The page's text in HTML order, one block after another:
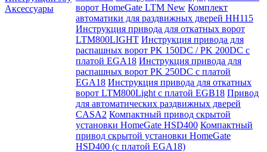
Аксессуары
ворот HomeGate LTM New Комплект
автоматики для раздвижных дверей HH115
Инструкция привода для откатных ворот
LTM800LIGHT Инструкция привода для
распашных ворот PK 150DC / PK 200DC с
платой EGA18 Инструкция привода для
распашных ворот PK 250DC с платой
EGA18 Инструкция привода для откатных
ворот LTM800Light с платой EGB18 Привод
для автоматических раздвижных дверей
CASA2 Компактный привод скрытой
установки HomeGate HSD400 Компактный
привод скрытой установки HomeGate
HSD400 (с платой EGA18)